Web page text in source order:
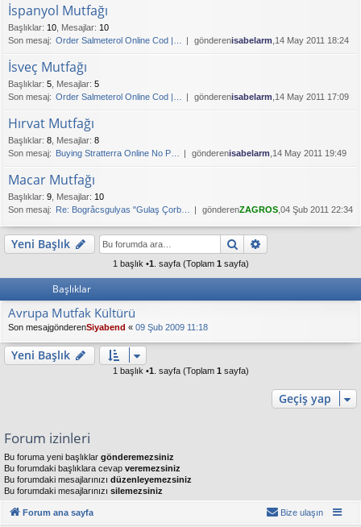
İspanyol Mutfağı
Başlıklar: 10 Mesajlar: 10
Son mesaj: Order Salmeterol Online Cod |… gönderenisabelarm ,14 May 2011 18:24
İsveç Mutfağı
Başlıklar: 5 Mesajlar: 5
Son mesaj: Order Salmeterol Online Cod |… gönderenisabelarm ,14 May 2011 17:09
Hırvat Mutfağı
Başlıklar: 8 Mesajlar: 8
Son mesaj: Buying Stratterra Online No P… gönderenisabelarm ,14 May 2011 19:49
Macar Mutfağı
Başlıklar: 9 Mesajlar: 10
Son mesaj: Re: Bogrâcsgulyas "Gulaş Çorb… gönderenZAGROS ,04 Şub 2011 22:34
Yeni Başlık Ara
1 başlık •1 . sayfa (Toplam 1 sayfa)
Başlıklar
Avrupa Mutfak Kültürü
Son mesajgönderenSiyabend « 09 Şub 2009 11:18
Yeni Başlık
1 başlık •1 . sayfa (Toplam 1 sayfa)
Geçiş yap
Forum izinleri
Bu foruma yeni başlıklar gönderemezsiniz
Bu forumdaki başlıklara cevap veremezsiniz
Bu forumdaki mesajlarınızı düzenleyemezsiniz
Bu forumdaki mesajlarınızı silemezsiniz
Forum ana sayfa Bize ulaşın